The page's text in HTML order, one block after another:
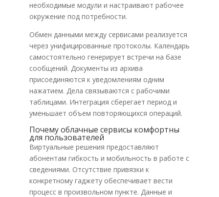
необходимые модули и настраивают рабочее
окружение под потребности.
Обмен данными между сервисами реализуется
через унифицированные протоколы. Календарь
самостоятельно генерирует встречи на базе
сообщений. Документы из архива
присоединяются к уведомлениям одним
нажатием. Дела связываются с рабочими
таблицами. Интеграция сберегает период и
уменьшает объем повторяющихся операций.
Почему облачные сервисы комфортны
для пользователей
Виртуальные решения предоставляют
абонентам гибкость и мобильность в работе с
сведениями. Отсутствие привязки к
конкретному гаджету обеспечивает вести
процесс в произвольном пункте. Данные и